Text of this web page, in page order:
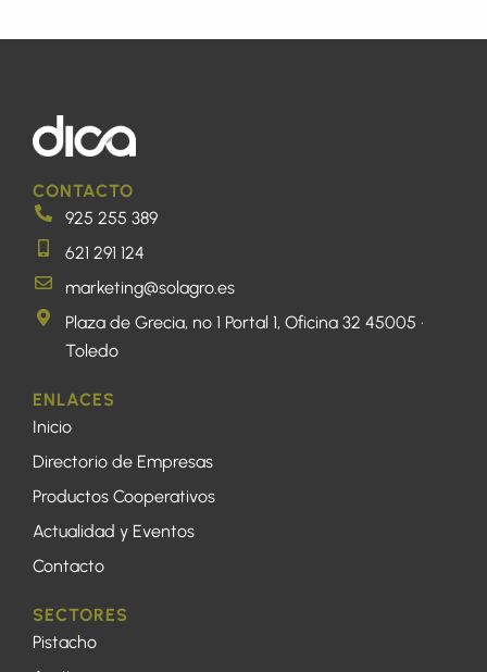
CONTACTO
925 255 389
621 291 124
marketing@solagro.es
Plaza de Grecia, nº 1 Portal 1, Oficina 32 45005 ·
Toledo
ENLACES
Inicio
Directorio de Empresas
Productos Cooperativos
Actualidad y Eventos
Contacto
SECTORES
Pistacho